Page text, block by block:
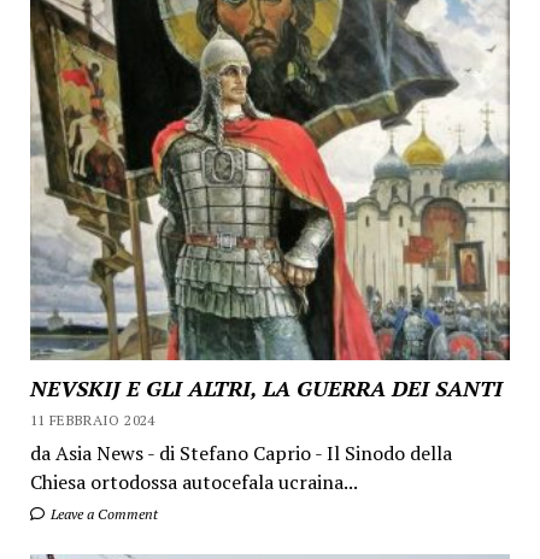
NEVSKIJ E GLI ALTRI, LA GUERRA DEI SANTI
11 FEBBRAIO 2024
da Asia News - di Stefano Caprio - Il Sinodo della
Chiesa ortodossa autocefala ucraina...
Leave a Comment